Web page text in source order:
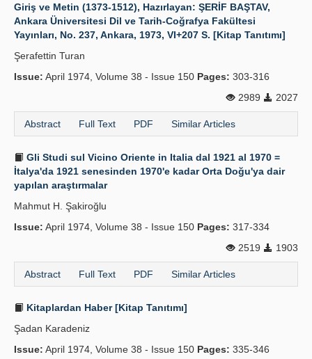
Giriş ve Metin (1373-1512), Hazırlayan: ŞERİF BAŞTAV,
Ankara Üniversitesi Dil ve Tarih-Coğrafya Fakültesi
Yayınları, No. 237, Ankara, 1973, VI+207 S. [Kitap Tanıtımı]
Şerafettin Turan
Issue: April 1974, Volume 38 - Issue 150 Pages: 303-316
2989
2027
Abstract Full Text PDF Similar Articles
Gli Studi sul Vicino Oriente in Italia dal 1921 al 1970 =
İtalya'da 1921 senesinden 1970'e kadar Orta Doğu'ya dair
yapılan araştırmalar
Mahmut H. Şakiroğlu
Issue: April 1974, Volume 38 - Issue 150 Pages: 317-334
2519
1903
Abstract Full Text PDF Similar Articles
Kitaplardan Haber [Kitap Tanıtımı]
Şadan Karadeniz
Issue: April 1974, Volume 38 - Issue 150 Pages: 335-346